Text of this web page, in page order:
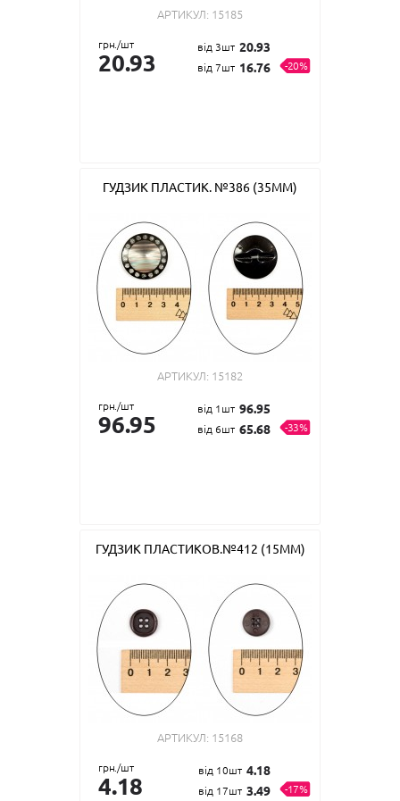
АРТИКУЛ: 15185
грн./шт
20.93
від 3шт 20.93
від 7шт 16.76 -20%
ГУДЗИК ПЛАСТИК. №386 (35ММ)
АРТИКУЛ: 15182
грн./шт
96.95
від 1шт 96.95
від 6шт 65.68 -33%
ГУДЗИК ПЛАСТИКОВ.№412 (15ММ)
АРТИКУЛ: 15168
грн./шт
4.18
від 10шт 4.18
від 17шт 3.49 -17%